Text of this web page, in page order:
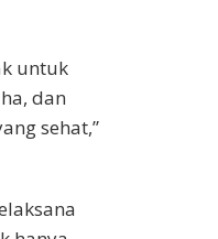
untuk
dan
sehat,”